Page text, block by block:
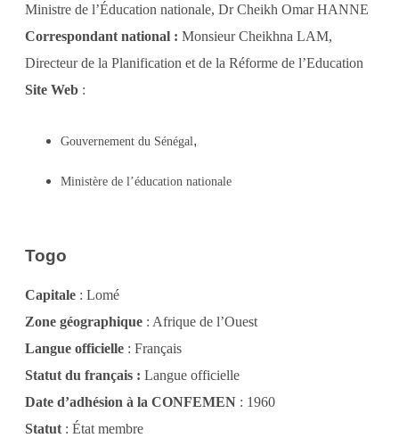
Ministre de l’Éducation nationale, Dr Cheikh Omar HANNE
Correspondant national : Monsieur Cheikhna LAM,
Directeur de la Planification et de la Réforme de l’Education
Site Web :
Gouvernement du Sénégal,
Ministère de l’éducation nationale
Togo
Capitale : Lomé
Zone géographique : Afrique de l’Ouest
Langue officielle : Français
Statut du français : Langue officielle
Date d’adhésion à la CONFEMEN : 1960
Statut : État membre